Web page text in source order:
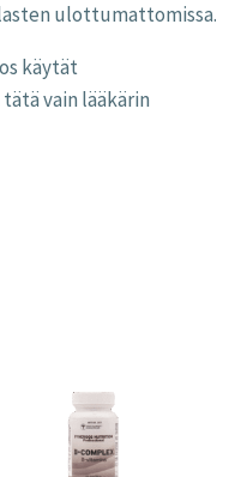
ulottumattomissa.
käytät
vain lääkärin